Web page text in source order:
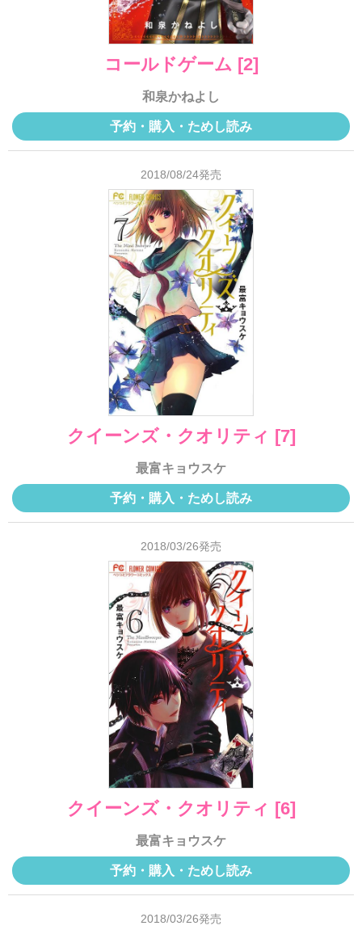
コールドゲーム [2]
和泉かねよし
予約・購入・ためし読み
2018/08/24発売
クイーンズ・クオリティ [7]
最富キョウスケ
予約・購入・ためし読み
2018/03/26発売
クイーンズ・クオリティ [6]
最富キョウスケ
予約・購入・ためし読み
2018/03/26発売